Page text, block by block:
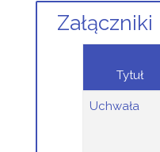
Załączniki
Tytuł
Uchwała